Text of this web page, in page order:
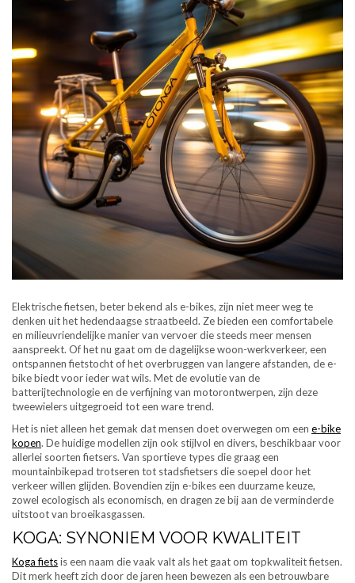
Elektrische fietsen, beter bekend als e-bikes, zijn niet meer weg te
denken uit het hedendaagse straatbeeld. Ze bieden een comfortabele
en milieuvriendelijke manier van vervoer die steeds meer mensen
aanspreekt. Of het nu gaat om de dagelijkse woon-werkverkeer, een
ontspannen fietstocht of het overbruggen van langere afstanden, de e-
bike biedt voor ieder wat wils. Met de evolutie van de
batterijtechnologie en de verfijning van motorontwerpen, zijn deze
tweewielers uitgegroeid tot een ware trend.
Het is niet alleen het gemak dat mensen doet overwegen om een e-bike
kopen. De huidige modellen zijn ook stijlvol en divers, beschikbaar voor
allerlei soorten fietsers. Van sportieve types die graag een
mountainbikepad trotseren tot stadsfietsers die soepel door het
verkeer willen glijden. Bovendien zijn e-bikes een duurzame keuze,
zowel ecologisch als economisch, en dragen ze bij aan de verminderde
uitstoot van broeikasgassen.
KOGA: SYNONIEM VOOR KWALITEIT
Koga fietsis een naam die vaak valt als het gaat om topkwaliteit fietsen.
Dit merk heeft zich door de jaren heen bewezen als een betrouwbare